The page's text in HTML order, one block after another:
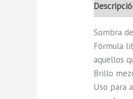
Sombra
Fórmula
aquellos
Brillo
Uso para